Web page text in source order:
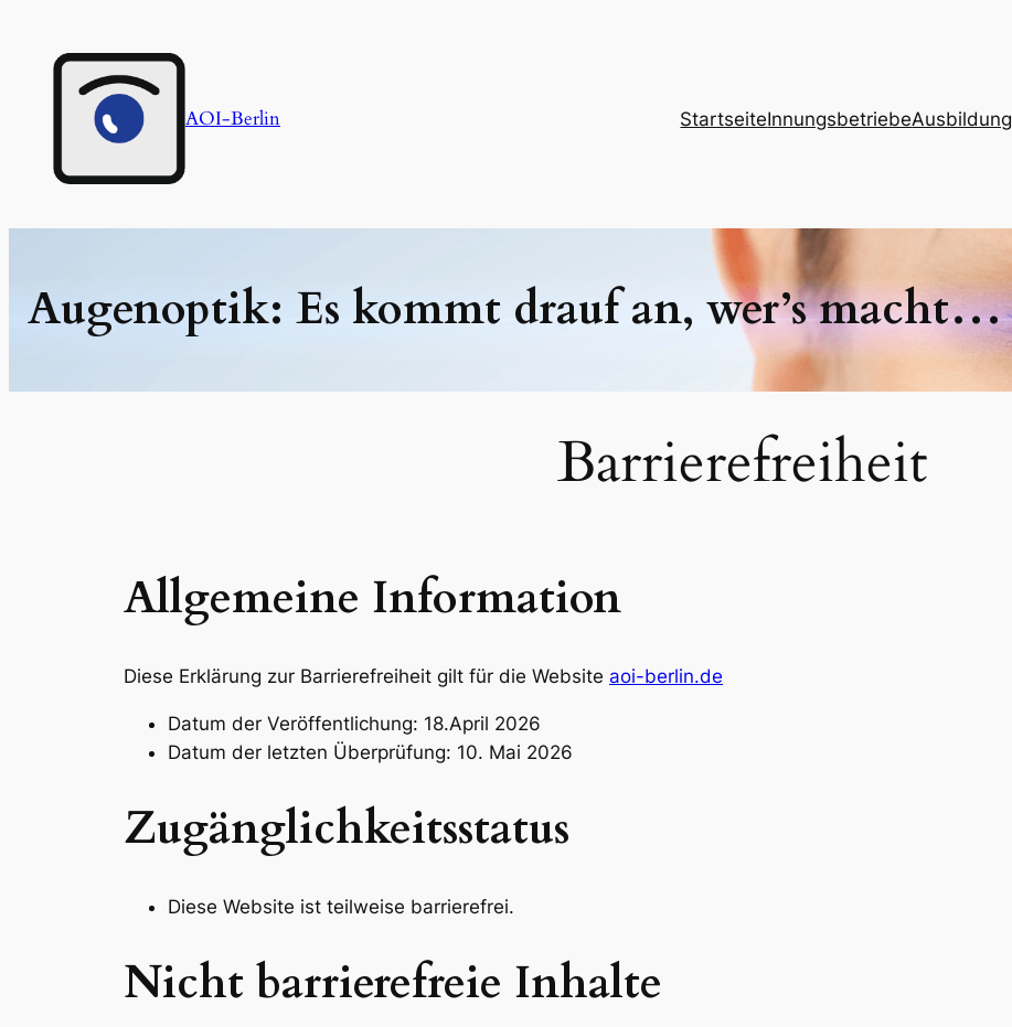
springen
AOI-Berlin StartseiteInnungsbetriebeAusbildung
Augenoptik: Es kommt drauf an, wer’s macht…
Barrierefreiheit
Allgemeine Information
Diese Erklärung zur Barrierefreiheit gilt für die Website aoi-berlin.de
​Datum der Veröffentlichung: 18.April 2026
Datum der letzten Überprüfung: 10. Mai 2026
Zugänglichkeitsstatus
Diese Website ist teilweise barrierefrei.
Nicht barrierefreie Inhalte